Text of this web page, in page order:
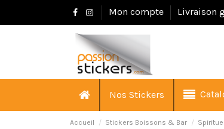
Mon compte Livraison
Nos Stickers
Accueil Stickers Boissons & Bar